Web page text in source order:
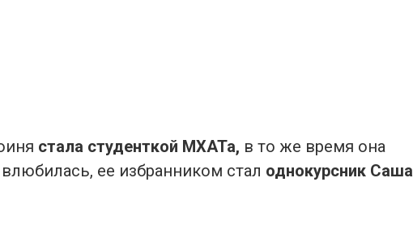
стала студенткой МХАТа, в то же время она
ее избранником стал однокурсник Саша